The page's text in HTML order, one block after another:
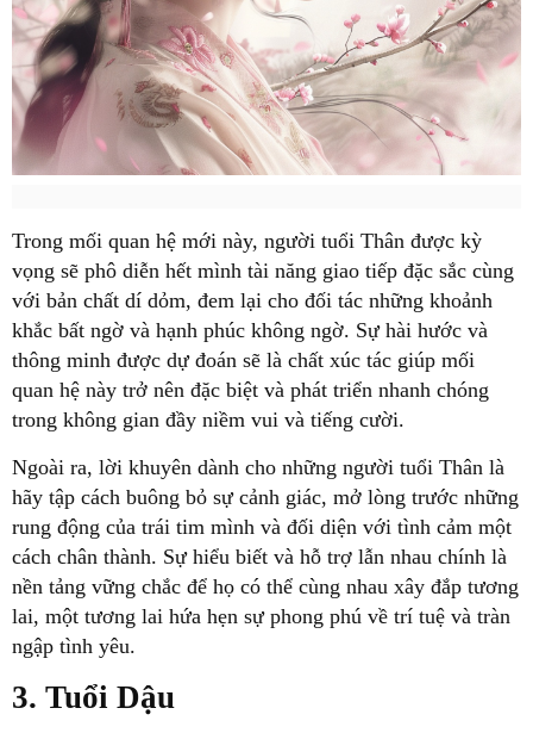
Trong mối quan hệ mới này, người tuổi Thân được kỳ
vọng sẽ phô diễn hết mình tài năng giao tiếp đặc sắc cùng
với bản chất dí dỏm, đem lại cho đối tác những khoảnh
khắc bất ngờ và hạnh phúc không ngờ. Sự hài hước và
thông minh được dự đoán sẽ là chất xúc tác giúp mối
quan hệ này trở nên đặc biệt và phát triển nhanh chóng
trong không gian đầy niềm vui và tiếng cười.
Ngoài ra, lời khuyên dành cho những người tuổi Thân là
hãy tập cách buông bỏ sự cảnh giác, mở lòng trước những
rung động của trái tim mình và đối diện với tình cảm một
cách chân thành. Sự hiểu biết và hỗ trợ lẫn nhau chính là
nền tảng vững chắc để họ có thể cùng nhau xây đắp tương
lai, một tương lai hứa hẹn sự phong phú về trí tuệ và tràn
ngập tình yêu.
3. Tuổi Dậu